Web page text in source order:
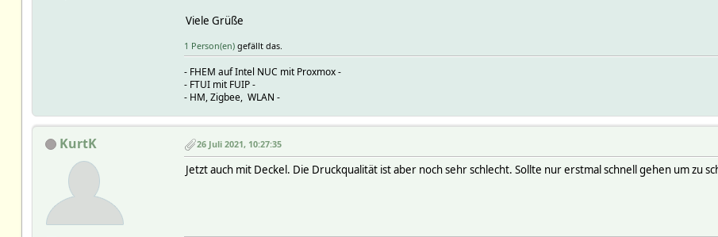
Viele Grüße
1 Person(en)gefällt das.
- FHEM auf Intel NUC mit Proxmox -
- FTUI mit FUIP -
- HM, Zigbee, WLAN -
KurtK 26 Juli 2021, 10:27:35
Jetzt auch mit Deckel. Die Druckqualität ist aber noch sehr schlecht. Sollte nur erstmal schnell gehen um zu